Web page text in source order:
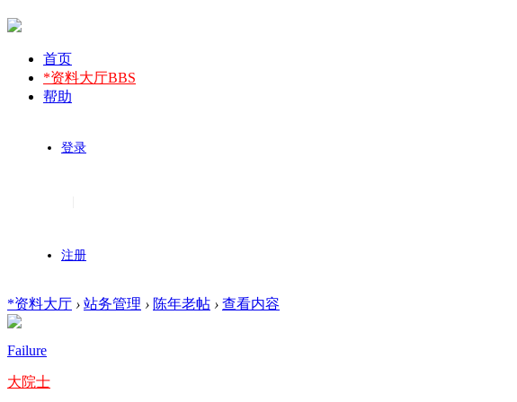
首页
*资料大厅BBS
帮助
登录
注册
*资料大厅 › 站务管理 › 陈年老帖 › 查看内容
Failure
大院士